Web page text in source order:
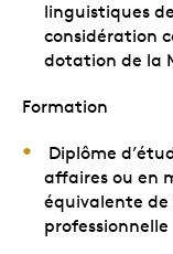
linguistiques
considération
dotation de la
Formation
Diplôme
affaires ou en
équivalente de
professionnelle